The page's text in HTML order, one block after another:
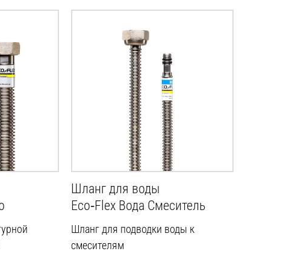
Шланг для воды
Eco‑Flex Вода Смеситель
Шланг для подводки воды к
смесителям